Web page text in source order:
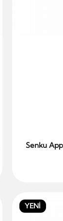
Senku
YENİ